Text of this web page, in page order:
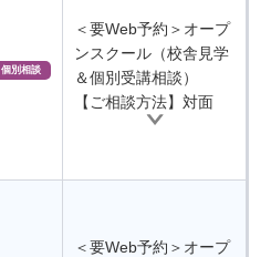
個別相談
＜要Web予約＞オープ
ンスクール（校舎見学
＆個別受講相談）
【ご相談方法】対面
＜要Web予約＞オープ